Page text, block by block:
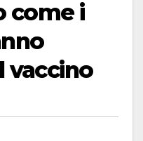
come i
vaccino